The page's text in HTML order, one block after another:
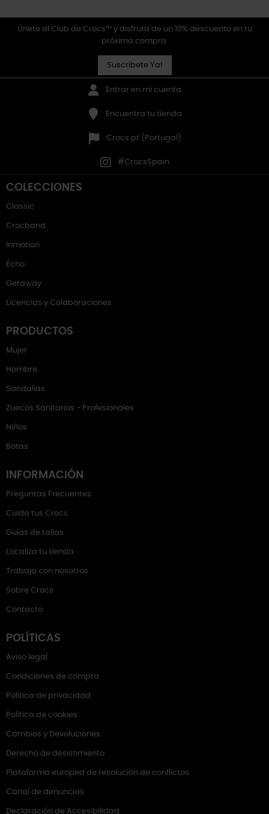
Únete al Club de Crocs™ y disfruta de un 10% descuento en tu
próxima compra.
Suscríbete Ya!
Entrar en mi cuenta
Encuentra tu tienda
Crocs.pt (Portugal)
#CrocsSpain
COLECCIONES
Classic
Crocband
Inmotion
Echo
Getaway
Licencias y Colaboraciones
PRODUCTOS
Mujer
Hombre
Sandalias
Zuecos Sanitarios - Profesionales
Niños
Botas
INFORMACIÓN
Preguntas Frecuentes
Cuida tus Crocs
Guías de tallas
Localiza tu tienda
Trabaja con nosotros
Sobre Crocs
Contacto
POLÍTICAS
Aviso legal
Condiciones de compra
Política de privacidad
Política de cookies
Cambios y Devoluciones
Derecho de desistimiento
Plataforma europea de resolución de conflictos
Canal de denuncias
Declaración de Accesibilidad